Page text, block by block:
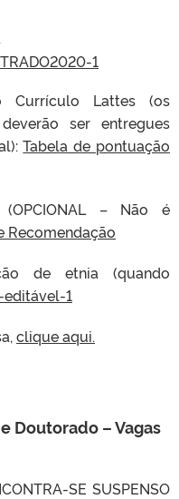
1
Currículo Lattes (os
ser entregues
Tabela de pontuação
– Não é
Recomendação
de etnia (quando
1
clique aqui.
Doutorado – Vagas
SE SUSPENSO